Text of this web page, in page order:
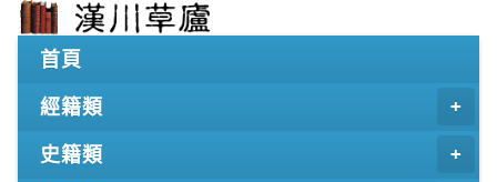
首頁
經籍類
史籍類